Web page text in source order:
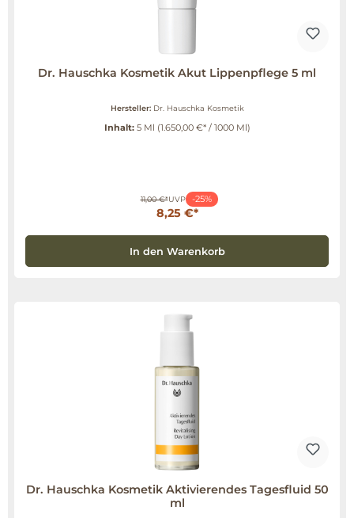
Dr. Hauschka Kosmetik Akut Lippenpflege 5 ml
Hersteller: Dr. Hauschka Kosmetik
Inhalt: 5 Ml (1.650,00 €* / 1000 Ml)
11,00 €*UVP -25%
8,25 €*
In den Warenkorb
Dr. Hauschka Kosmetik Aktivierendes Tagesfluid 50
ml